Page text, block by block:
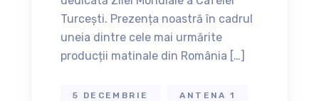
Turcești. Prezența noastră în cadrul
uneia dintre cele mai urmărite
producții matinale din România […]
5 DECEMBRIE ANTENA 1